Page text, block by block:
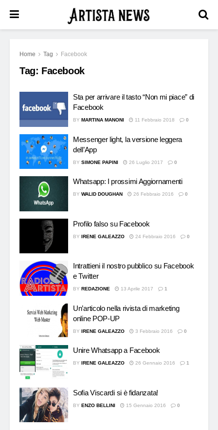
Home Tag Facebook
Tag: Facebook
Sta per arrivare il tasto “Non mi piace” di
Facebook
BY MARTINA MANONI 11 Febbraio 2018 0
Messenger light, la versione leggera
dell’App
BY SIMONE PAPINI 26 Luglio 2017 0
Whatsapp: I prossimi Aggiornamenti
BY WALID DOUGHAN 26 Febbraio 2016 0
Profilo falso su Facebook
BY IRENE GALEAZZO 24 Febbraio 2016 0
Intrattieni il nostro pubblico su Facebook
e Twitter
BY REDAZIONE 13 Aprile 2017 1
Un’articolo nella rivista di marketing
online POP-UP
BY IRENE GALEAZZO 3 Febbraio 2016 0
Unire Whatsapp a Facebook
BY IRENE GALEAZZO 26 Gennaio 2016 1
Sofia Viscardi si è fidanzata!
BY ENZO BELLINI 15 Gennaio 2016 0